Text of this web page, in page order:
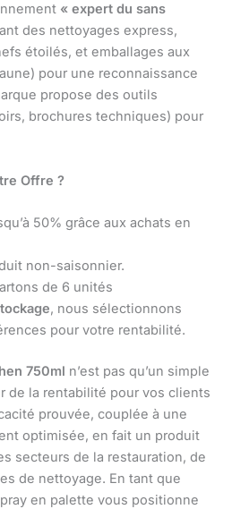
« expert du sans
des nettoyages express,
étoilés, et emballages aux
pour une reconnaissance
propose des outils
brochures techniques) pour
Offre ?
50% grâce aux achats en
non-saisonnier.
de 6 unités
, nous sélectionnons
pour votre rentabilité.
750ml n’est pas qu’un simple
de la rentabilité pour vos clients
prouvée, couplée à une
optimisée, en fait un produit
secteurs de la restauration, de
de nettoyage. En tant que
en palette vous positionne